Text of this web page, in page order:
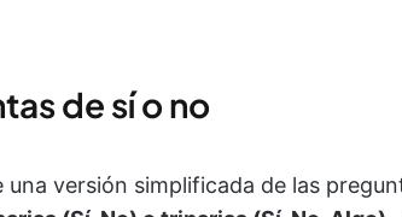
de sí o no
una versión simplificada de las